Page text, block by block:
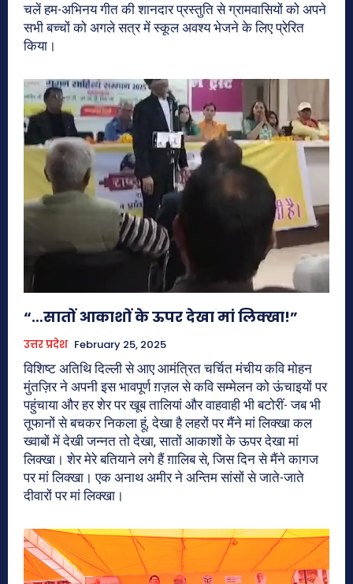
चलें हम-अभिनय गीत की शानदार प्रस्तुति से ग्रामवासियों को अपने
सभी बच्चों को अगले सत्र में स्कूल अवश्य भेजने के लिए प्रेरित
किया।
“…सातों आकाशों के ऊपर देखा मां लिक्खा!”
उत्तर प्रदेश February 25, 2025
विशिष्ट अतिथि दिल्ली से आए आमंत्रित चर्चित मंचीय कवि मोहन
मुंतज़िर ने अपनी इस भावपूर्ण ग़ज़ल से कवि सम्मेलन को ऊंचाइयों पर
पहुंचाया और हर शेर पर खूब तालियां और वाहवाही भी बटोरीं- जब भी
तूफानों से बचकर निकला हूं, देखा है लहरों पर मैंने मां लिक्खा कल
ख्वाबों में देखी जन्नत तो देखा, सातों आकाशों के ऊपर देखा मां
लिक्खा। शेर मेरे बतियाने लगे हैं ग़ालिब से, जिस दिन से मैंने कागज
पर मां लिक्खा। एक अनाथ अमीर ने अन्तिम सांसों से जाते-जाते
दीवारों पर मां लिक्खा‌।